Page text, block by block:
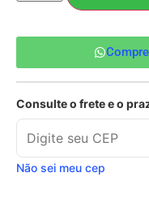
Consulte o frete e o
Não sei meu cep